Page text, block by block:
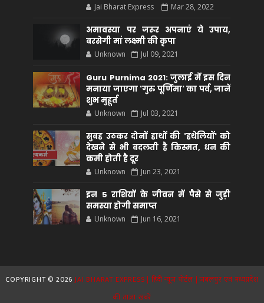
Jai Bharat Express Mar 28, 2022
अमावस्या पर जरूर अपनाएं ये उपाय,
बरसेगी मां लक्ष्मी की कृपा
Unknown Jul 09, 2021
Guru Purnima 2021: जुलाई में इस दिन
मनाया जाएगा 'गुरु पूर्णिमा' का पर्व, जानें
शुभ मुहूर्त
Unknown Jul 03, 2021
सुबह उठकर दोनों हाथों की 'हथेलियों' को
देखने से भी बदलती है किस्मत, धन की
कमी होती है दूर
Unknown Jun 23, 2021
इन 5 राशियों के जीवन में पैसे से जुड़ी
समस्या होगी समाप्त
Unknown Jun 16, 2021
COPYRIGHT © 2026JAI BHARAT EXPRESS | हिंदी न्यूज़ पोर्टल | जबलपुर एवं मध्यप्रदेश
की ताज़ा खबरें